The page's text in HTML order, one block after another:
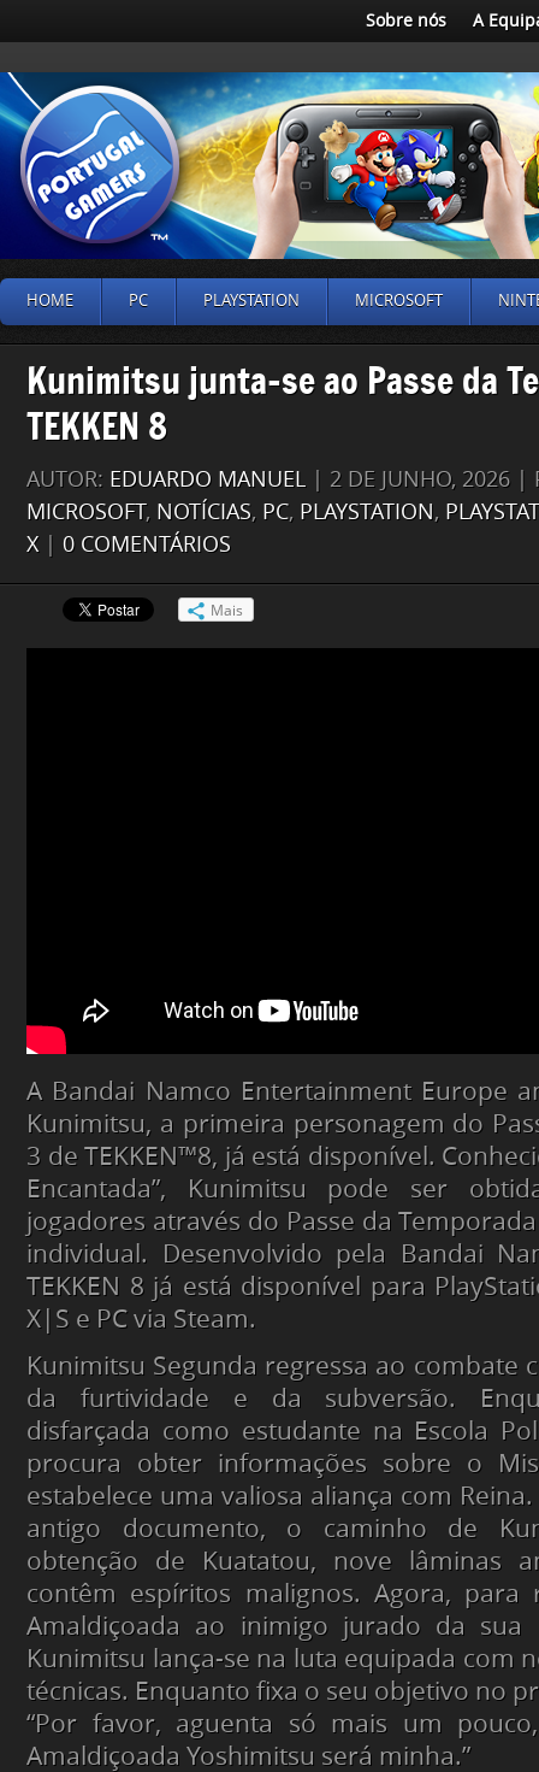
Sobre nós A
HOME PC PLAYSTATION MICROSOFT
Kunimitsu junta-se ao Passe da
TEKKEN 8
AUTOR: EDUARDO MANUEL | 2 DE JUNHO, 2026 |
MICROSOFT, NOTÍCIAS, PC, PLAYSTATION,
X| 0 COMENTÁRIOS
Mais
A Bandai Namco Entertainment Europe
Kunimitsu, a primeira personagem do
3 de TEKKEN™8, já está disponível.
Encantada”, Kunimitsu pode ser
jogadores através do Passe da
individual. Desenvolvido pela Bandai
TEKKEN 8 já está disponível para
X|S e PC via Steam.
Kunimitsu Segunda regressa ao combate
da furtividade e da subversão.
disfarçada como estudante na Escola
procura obter informações sobre o
estabelece uma valiosa aliança com
antigo documento, o caminho de
obtenção de Kuatatou, nove lâminas
contêm espíritos malignos. Agora, para
Amaldiçoada ao inimigo jurado da sua
Kunimitsu lança-se na luta equipada com
técnicas. Enquanto fixa o seu objetivo no
“Por favor, aguenta só mais um
Amaldiçoada Yoshimitsu será minha.”